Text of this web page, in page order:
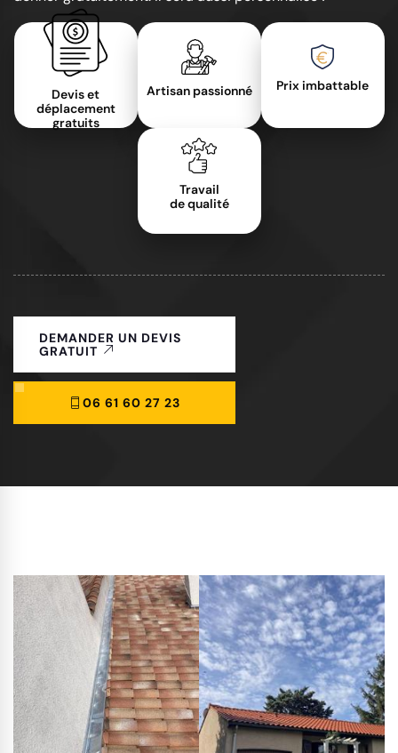
Devis et
déplacement
gratuits
Artisan passionné Prix imbattable
Travail
de qualité
DEMANDER UN DEVIS
GRATUIT
06 61 60 27 23